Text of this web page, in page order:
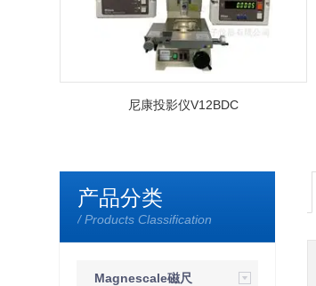
尼康投影仪V12BDC
产品分类
/ Products Classification
Magnescale磁尺